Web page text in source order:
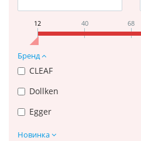
12 40 68
Бренд
CLEAF
Dollken
Egger
Новинка